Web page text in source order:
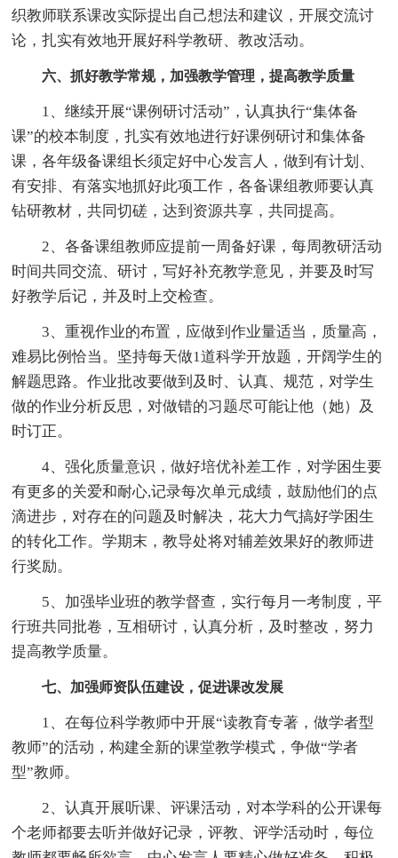
织教师联系课改实际提出自己想法和建议，开展交流讨
论，扎实有效地开展好科学教研、教改活动。
六、抓好教学常规，加强教学管理，提高教学质量
1、继续开展“课例研讨活动”，认真执行“集体备
课”的校本制度，扎实有效地进行好课例研讨和集体备
课，各年级备课组长须定好中心发言人，做到有计划、
有安排、有落实地抓好此项工作，各备课组教师要认真
钻研教材，共同切磋，达到资源共享，共同提高。
2、各备课组教师应提前一周备好课，每周教研活动
时间共同交流、研讨，写好补充教学意见，并要及时写
好教学后记，并及时上交检查。
3、重视作业的布置，应做到作业量适当，质量高，
难易比例恰当。坚持每天做1道科学开放题，开阔学生的
解题思路。作业批改要做到及时、认真、规范，对学生
做的作业分析反思，对做错的习题尽可能让他（她）及
时订正。
4、强化质量意识，做好培优补差工作，对学困生要
有更多的关爱和耐心,记录每次单元成绩，鼓励他们的点
滴进步，对存在的问题及时解决，花大力气搞好学困生
的转化工作。学期末，教导处将对辅差效果好的教师进
行奖励。
5、加强毕业班的教学督查，实行每月一考制度，平
行班共同批卷，互相研讨，认真分析，及时整改，努力
提高教学质量。
七、加强师资队伍建设，促进课改发展
1、在每位科学教师中开展“读教育专著，做学者型
教师”的活动，构建全新的课堂教学模式，争做“学者
型”教师。
2、认真开展听课、评课活动，对本学科的公开课每
个老师都要去听并做好记录，评教、评学活动时，每位